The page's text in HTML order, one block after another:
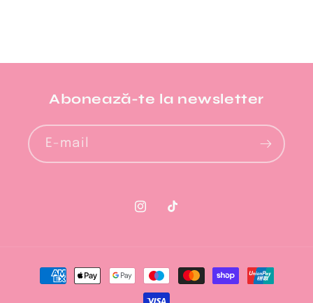
Abonează-te la newsletter​
E-mail
Instagram
TikTok
Metode